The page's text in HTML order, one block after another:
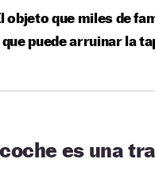
objeto que miles de
que puede arruinar la
es una